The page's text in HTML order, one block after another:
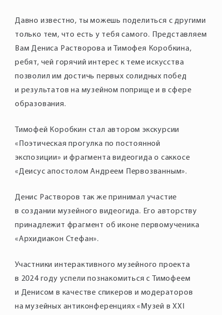
Давно известно, ты можешь поделиться с другими
только тем, что есть у тебя самого. Представляем
Вам Дениса Растворова и Тимофея Коробкина,
ребят, чей горячий интерес к теме искусства
позволил им достичь первых солидных побед
и результатов на музейном поприще и в сфере
образования.
Тимофей Коробкин стал автором экскурсии
«Поэтическая прогулка по постоянной
экспозиции» и фрагмента видеогида о саккосе
«Деисус апостолом Андреем Первозванным».
Денис Растворов так же принимал участие
в создании музейного видеогида. Его авторству
принадлежит фрагмент об иконе первомученика
«Архидиакон Стефан».
Участники интерактивного музейного проекта
в 2024 году успели познакомиться с Тимофеем
и Денисом в качестве спикеров и модераторов
на музейных антиконференциях «Музей в XXI